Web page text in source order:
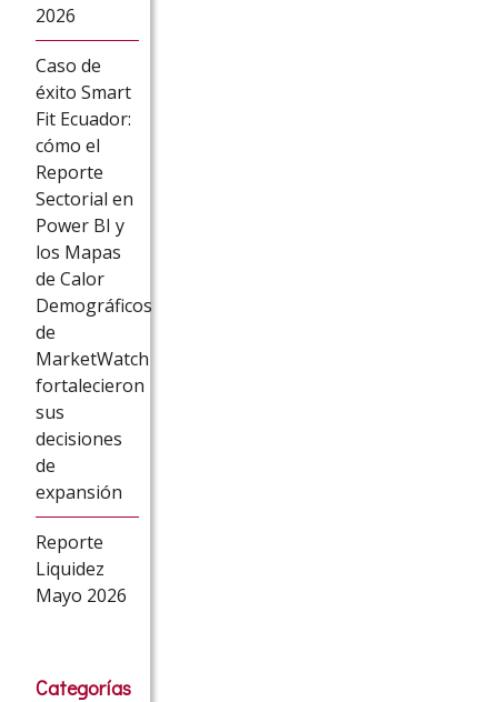
2026
Caso de
éxito Smart
Fit Ecuador:
cómo el
Reporte
Sectorial en
Power BI y
los Mapas
de Calor
Demográficos
de
MarketWatch
fortalecieron
sus
decisiones
de
expansión
Reporte
Liquidez
Mayo 2026
Categorías